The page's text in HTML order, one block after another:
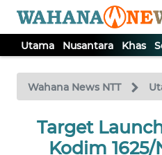
Utama Nusantara Khas
Wahana News NTT
Target
Kodim
TV
Tutup
UTAMA